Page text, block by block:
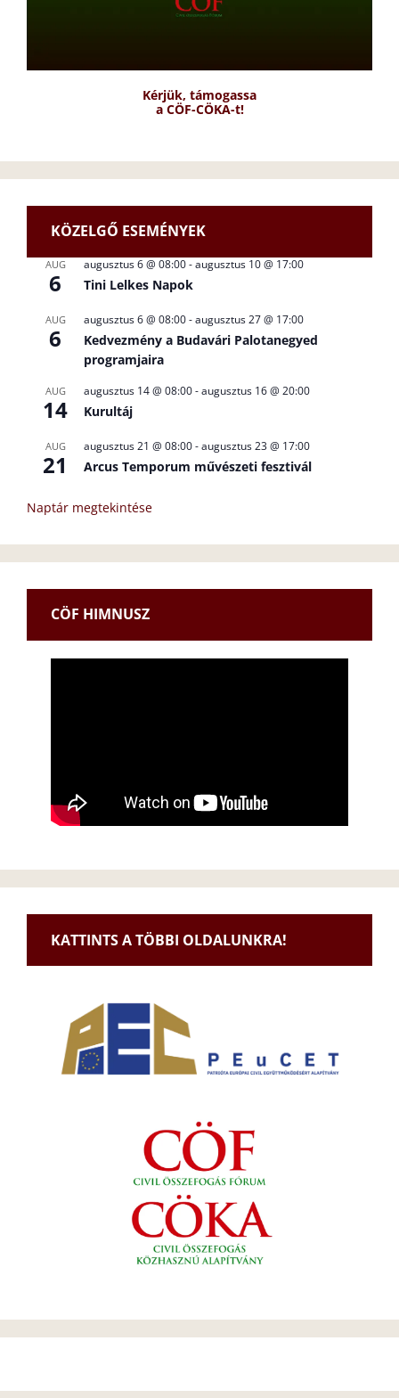
Kérjük, támogassa
a CÖF-CÖKA-t!
KÖZELGŐ ESEMÉNYEK
AUG
6
augusztus 6 @ 08:00-augusztus 10 @ 17:00
Tini Lelkes Napok
AUG
6
augusztus 6 @ 08:00-augusztus 27 @ 17:00
Kedvezmény a Budavári Palotanegyed
programjaira
AUG
14
augusztus 14 @ 08:00-augusztus 16 @ 20:00
Kurultáj
AUG
21
augusztus 21 @ 08:00-augusztus 23 @ 17:00
Arcus Temporum művészeti fesztivál
Naptár megtekintése
CÖF HIMNUSZ
KATTINTS A TÖBBI OLDALUNKRA!